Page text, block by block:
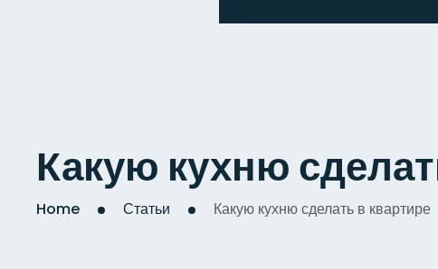
Какую кухню
Home Статьи Какую кухню сделать в квартире